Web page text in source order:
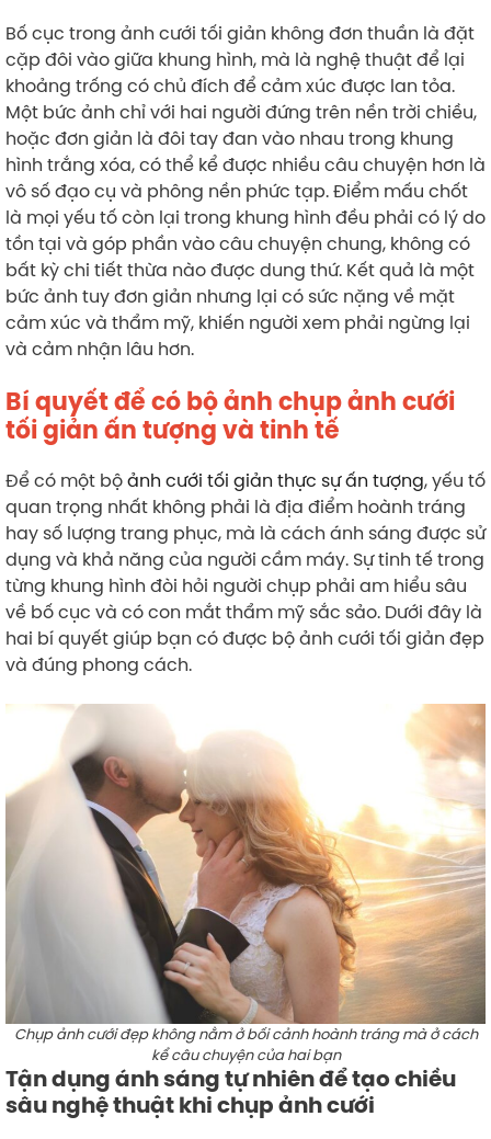
Bố cục trong ảnh cưới tối giản không đơn thuần là đặt
cặp đôi vào giữa khung hình, mà là nghệ thuật để lại
khoảng trống có chủ đích để cảm xúc được lan tỏa.
Một bức ảnh chỉ với hai người đứng trên nền trời chiều,
hoặc đơn giản là đôi tay đan vào nhau trong khung
hình trắng xóa, có thể kể được nhiều câu chuyện hơn là
vô số đạo cụ và phông nền phức tạp. Điểm mấu chốt
là mọi yếu tố còn lại trong khung hình đều phải có lý do
tồn tại và góp phần vào câu chuyện chung, không có
bất kỳ chi tiết thừa nào được dung thứ. Kết quả là một
bức ảnh tuy đơn giản nhưng lại có sức nặng về mặt
cảm xúc và thẩm mỹ, khiến người xem phải ngừng lại
và cảm nhận lâu hơn.
Bí quyết để có bộ ảnh chụp ảnh cưới
tối giản ấn tượng và tinh tế
Để có một bộảnh cưới tối giản thực sự ấn tượng, yếu tố
quan trọng nhất không phải là địa điểm hoành tráng
hay số lượng trang phục, mà là cách ánh sáng được sử
dụng và khả năng của người cầm máy. Sự tinh tế trong
từng khung hình đòi hỏi người chụp phải am hiểu sâu
về bố cục và có con mắt thẩm mỹ sắc sảo. Dưới đây là
hai bí quyết giúp bạn có được bộ ảnh cưới tối giản đẹp
và đúng phong cách.
Chụp ảnh cưới đẹp không nằm ở bối cảnh hoành tráng mà ở cách
kể câu chuyện của hai bạn
Tận dụng ánh sáng tự nhiên để tạo chiều
sâu nghệ thuật khi chụp ảnh cưới